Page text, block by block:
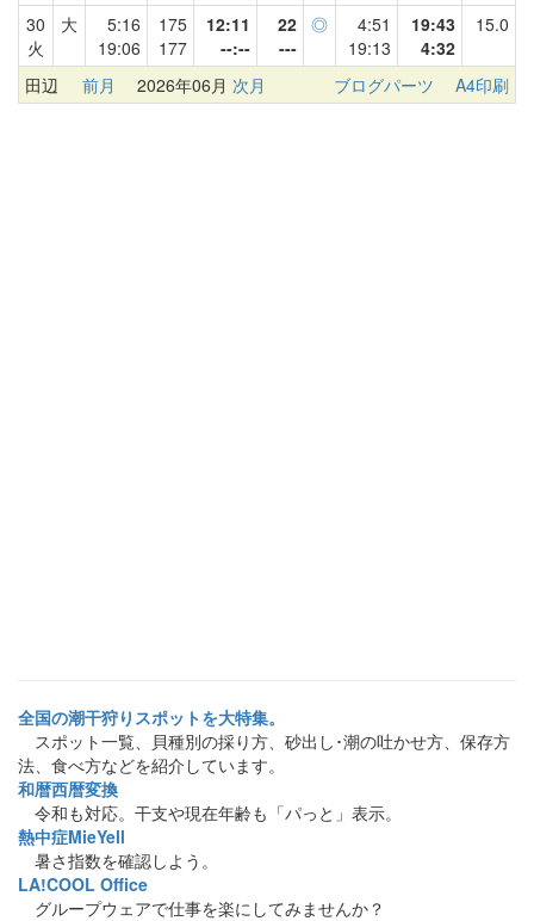
30
火
大
5:16
19:06
175
177
12:11
--:--
22
---
◎
4:51
19:13
19:43
4:32
15.0
田辺 前月 2026年06月 次月 ブログパーツ A4印刷
全国の潮干狩りスポットを大特集。
スポット一覧、貝種別の採り方、砂出し･潮の吐かせ方、保存方
法、食べ方などを紹介しています。
和暦西暦変換
令和も対応。干支や現在年齢も「パっと」表示。
熱中症MieYell
暑さ指数を確認しよう。
LA!COOL Office
グループウェアで仕事を楽にしてみませんか？